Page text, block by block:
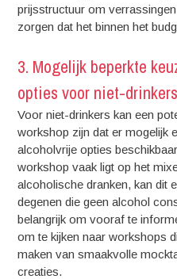
prijsstructuur om
zorgen dat het binnen het
3. Mogelijk beperkte
opties voor niet-
Voor niet-drinkers kan een
workshop zijn dat er mogelijk
alcoholvrije opties
workshop vaak ligt op het
alcoholische dranken, kan dit
degenen die geen alcohol
belangrijk om vooraf te
om te kijken naar workshops
maken van smaakvolle
creaties.